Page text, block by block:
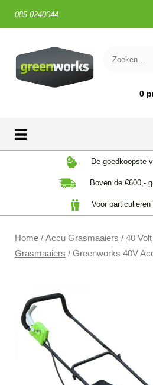
085 0240044
0
De goedkoopste
Boven de €600,-
Voor
Home / Accu Grasmaaiers / 40 Volt
Grasmaaiers / Greenworks 40V